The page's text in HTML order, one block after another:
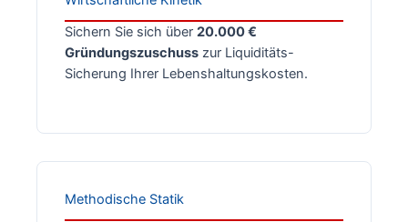
Sichern Sie sich über 20.000 €
Gründungszuschuss zur Liquiditäts-
Sicherung Ihrer Lebenshaltungskosten.
Methodische Statik